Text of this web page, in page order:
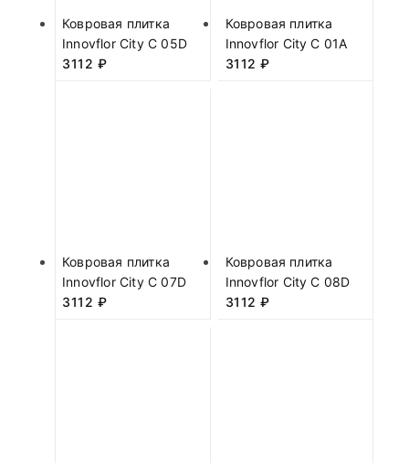
Ковровая плитка
Innovflor City C 05D
3112 ₽
Ковровая плитка
Innovflor City C 01A
3112 ₽
Ковровая плитка
Innovflor City C 07D
3112 ₽
Ковровая плитка
Innovflor City C 08D
3112 ₽